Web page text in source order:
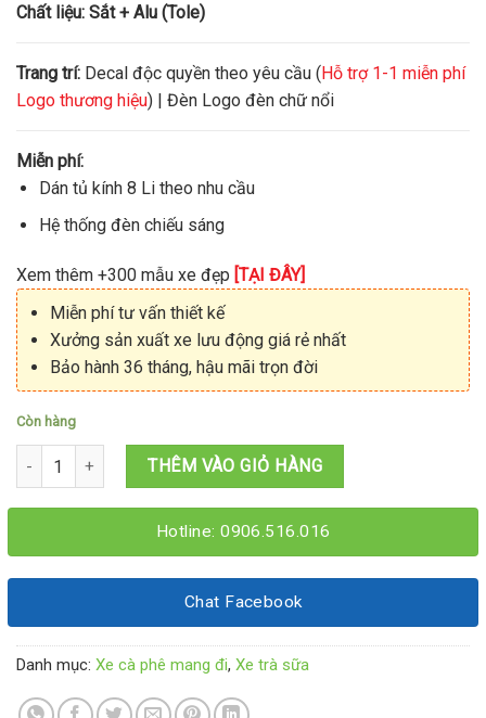
Chất liệu: Sắt + Alu (Tole)
Trang trí: Decal độc quyền theo yêu cầu (Hỗ trợ 1-1 miễn phí
Logo thương hiệu) | Đèn Logo đèn chữ nổi
Miễn phí:
Dán tủ kính 8 Li theo nhu cầu
Hệ thống đèn chiếu sáng
Xem thêm +300 mẫu xe đẹp [TẠI ĐÂY]
Miễn phí tư vấn thiết kế
Xưởng sản xuất xe lưu động giá rẻ nhất
Bảo hành 36 tháng, hậu mãi trọn đời
Còn hàng
Xe cà phê trà sữa 1M2x60x1M95 số lượng
THÊM VÀO GIỎ HÀNG
Hotline: 0906.516.016
Chat Facebook
Danh mục: Xe cà phê mang đi, Xe trà sữa